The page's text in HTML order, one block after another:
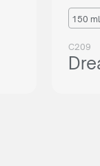
150 ml
C209